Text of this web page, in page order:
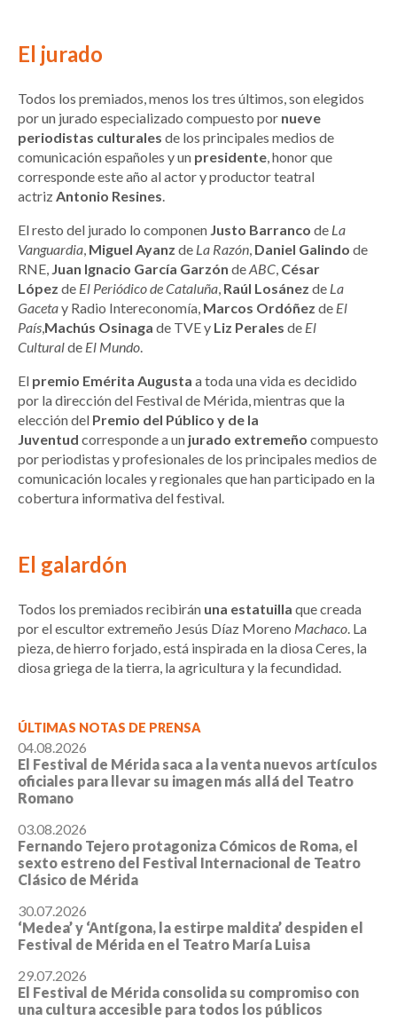
El jurado
Todos los premiados, menos los tres últimos, son elegidos
por un jurado especializado compuesto por nueve
periodistas culturales de los principales medios de
comunicación españoles y un presidente, honor que
corresponde este año al actor y productor teatral
actrizAntonio Resines.
El resto del jurado lo componen Justo Barranco de La
Vanguardia, Miguel Ayanz de La Razón, Daniel Galindo de
RNE, Juan Ignacio García Garzón deABC, César
López de El Periódico de Cataluña, Raúl Losánez de La
Gacetay Radio Intereconomía, Marcos Ordóñez de El
País,Machús Osinaga de TVE y Liz Perales de El
Culturalde El Mundo.
El premio Emérita Augusta a toda una vida es decidido
por la dirección del Festival de Mérida, mientras que la
elección del Premio del Público y de la
Juventud corresponde a un jurado extremeño compuesto
por periodistas y profesionales de los principales medios de
comunicación locales y regionales que han participado en la
cobertura informativa del festival.
El galardón
Todos los premiados recibirán una estatuilla que creada
por el escultor extremeño Jesús Díaz Moreno Machaco. La
pieza, de hierro forjado, está inspirada en la diosa Ceres, la
diosa griega de la tierra, la agricultura y la fecundidad.
ÚLTIMAS NOTAS DE PRENSA
04.08.2026
El Festival de Mérida saca a la venta nuevos artículos
oficiales para llevar su imagen más allá del Teatro
Romano
03.08.2026
Fernando Tejero protagoniza Cómicos de Roma, el
sexto estreno del Festival Internacional de Teatro
Clásico de Mérida
30.07.2026
‘Medea’ y ‘Antígona, la estirpe maldita’ despiden el
Festival de Mérida en el Teatro María Luisa
29.07.2026
El Festival de Mérida consolida su compromiso con
una cultura accesible para todos los públicos